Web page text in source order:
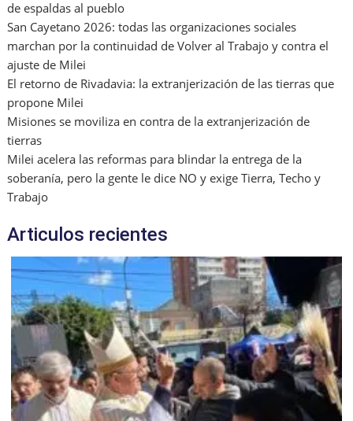
de espaldas al pueblo
San Cayetano 2026: todas las organizaciones sociales
marchan por la continuidad de Volver al Trabajo y contra el
ajuste de Milei
El retorno de Rivadavia: la extranjerización de las tierras que
propone Milei
Misiones se moviliza en contra de la extranjerización de
tierras
Milei acelera las reformas para blindar la entrega de la
soberanía, pero la gente le dice NO y exige Tierra, Techo y
Trabajo
Articulos recientes